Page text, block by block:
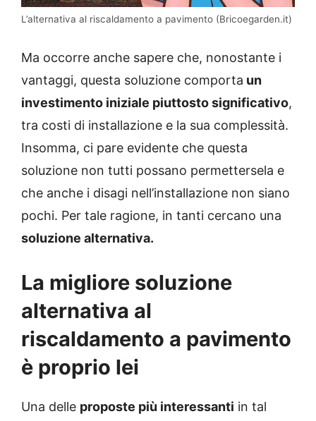
L’alternativa al riscaldamento a pavimento (Bricoegarden.it)
Ma occorre anche sapere che, nonostante i
vantaggi, questa soluzione comporta un
investimento iniziale piuttosto significativo,
tra costi di installazione e la sua complessità.
Insomma, ci pare evidente che questa
soluzione non tutti possano permettersela e
che anche i disagi nell’installazione non siano
pochi. Per tale ragione, in tanti cercano una
soluzione alternativa.
La migliore soluzione
alternativa al
riscaldamento a pavimento
è proprio lei
Una delle proposte più interessanti in tal